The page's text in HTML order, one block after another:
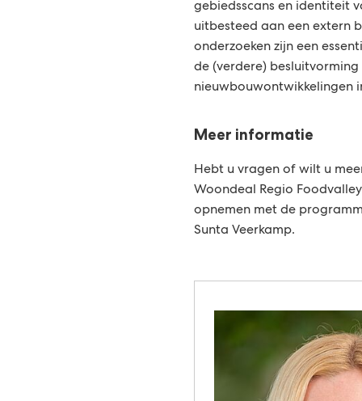
gebiedsscans en identiteit
uitbesteed aan een extern
onderzoeken zijn een
de (verdere) besluitvorming
nieuwbouwontwikkelingen
Meer informatie
Hebt u vragen of wilt u
Woondeal Regio
opnemen met de
Sunta Veerkamp.